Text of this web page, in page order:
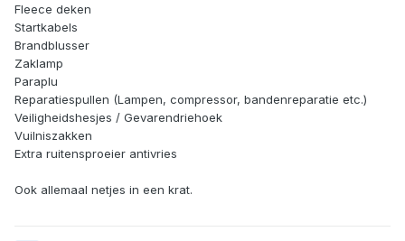
Fleece deken
Startkabels
Brandblusser
Zaklamp
Paraplu
Reparatiespullen (Lampen, compressor, bandenreparatie etc.)
Veiligheidshesjes / Gevarendriehoek
Vuilniszakken
Extra ruitensproeier antivries
Ook allemaal netjes in een krat.